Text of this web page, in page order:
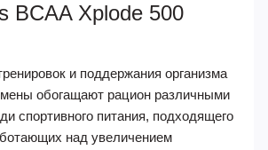
BCAA Xplode 500
и поддержания организма
обогащают рацион различными
спортивного питания, подходящего
над увеличением